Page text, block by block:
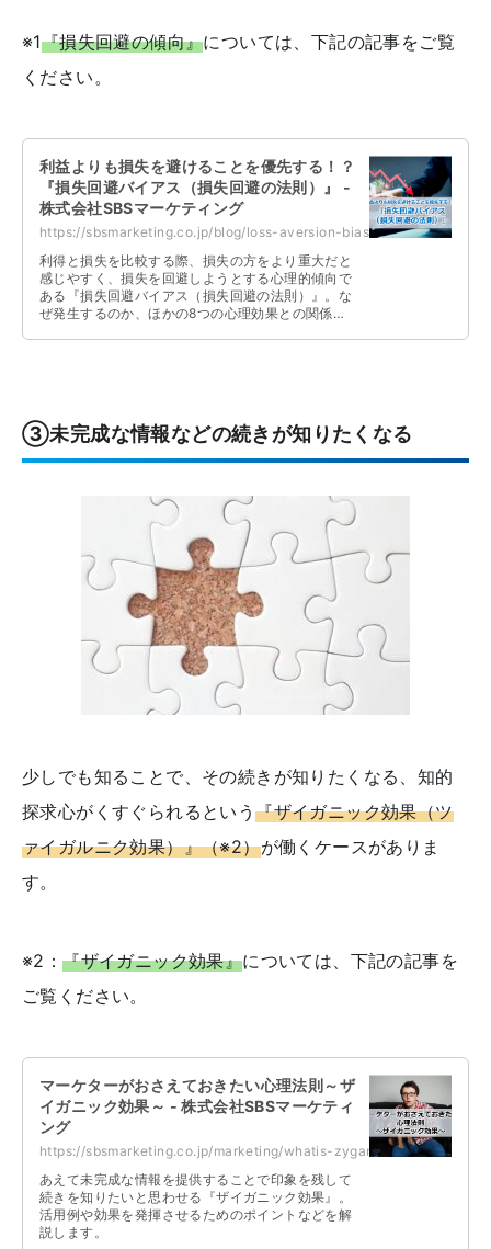
※1『損失回避の傾向』については、下記の記事をご覧
ください。
利益よりも損失を避けることを優先する！？
『損失回避バイアス（損失回避の法則）』 -
株式会社SBSマーケティング
https://sbsmarketing.co.jp/blog/loss-aversion-bias-2023-06/
利得と損失を比較する際、損失の方をより重大だと
感じやすく、損失を回避しようとする心理的傾向で
ある『損失回避バイアス（損失回避の法則）』。な
ぜ発生するのか、ほかの8つの心理効果との関係
③未完成な情報などの続きが知りたくなる
少しでも知ることで、その続きが知りたくなる、知的
探求心がくすぐられるという『ザイガニック効果（ツ
ァイガルニク効果）』（※2）が働くケースがありま
す。
※2：『ザイガニック効果』については、下記の記事を
ご覧ください。
マーケターがおさえておきたい心理法則～ザ
イガニック効果～ - 株式会社SBSマーケティ
ング
https://sbsmarketing.co.jp/marketing/whatis-zyganic-effect-2022-04/
あえて未完成な情報を提供することで印象を残して
続きを知りたいと思わせる『ザイガニック効果』。
活用例や効果を発揮させるためのポイントなどを解
説します。